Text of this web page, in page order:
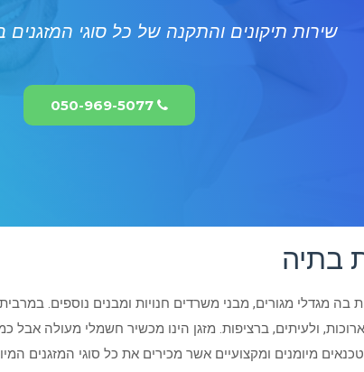
שירות תיקונים והתקנה של כל סוגי המזגנים
050-969-5077
בתיה
בה מגדלי מגורים, מבני משרדים חנויות ומבנים נוספים.
ולעיתים, ברציפות. מזגן הינו מכשיר חשמלי מעולה אבל
מיומנים ומקצועיים אשר מכירים את כל סוגי המזגנים